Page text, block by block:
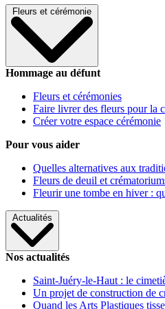
Fleurs et cérémonie
Hommage au défunt
Fleurs et cérémonies
Faire livrer des fleurs pour la
Créer votre espace cérémonie
Pour vous aider
Quelles alternatives aux
Fleurs de deuil et
Fleurir une tombe en hiver :
Actualités
Nos actualités
Saint-Juéry-le-Haut : le
Un projet de construction de
Quand les Arts Plastiques